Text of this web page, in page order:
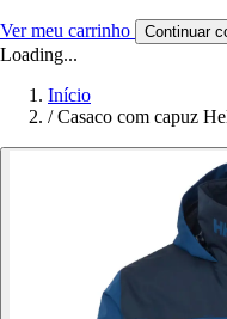
Ver meu carrinho Continuar
Loading...
Início
/ Casaco com capuz